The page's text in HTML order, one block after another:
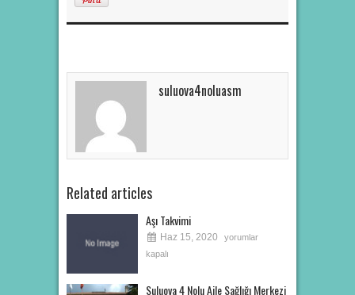
suluova4noluasm
Related articles
Aşı Takvimi
Haz 15, 2020
yorumlar
kapalı
Suluova 4 Nolu Aile Sağlığı Merkezi